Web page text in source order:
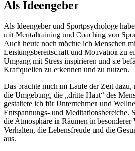
Als Ideengeber
Als Ideengeber und Sportpsychologe
mit Mentaltraining und Coaching von
Auch heute noch möchte ich Menschen
Leistungsbereitschaft und Motivation zu
Umgang mit Stress inspirieren und sie
Kraftquellen zu erkennen und zu nutzen.
Das brachte mich im Laufe der Zeit dazu,
die Umgebung, die „dritte Haut“ des
gestaltete ich für Unternehmen und
Entspannungs- und Meditationsbereiche.
die Atmosphäre in Räumen in besonderer
Verhalten, die Lebensfreude und die
aus.